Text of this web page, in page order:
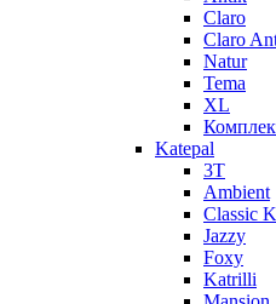
Claro
Claro
Natur
Tema
XL
Katepal
3T
Ambient
Classic
Jazzy
Foxy
Katrilli